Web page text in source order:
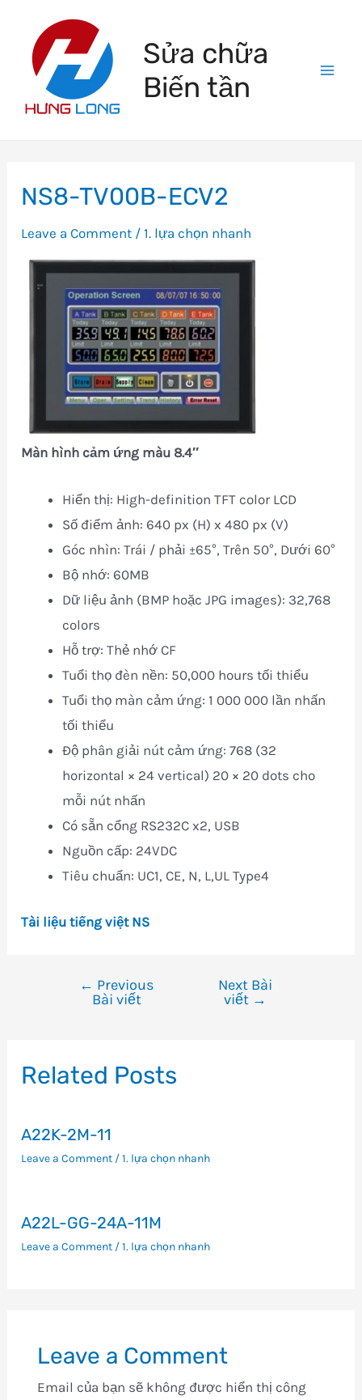
content
Sửa chữa
Biến tần
NS8-TV00B-ECV2
Leave a Comment /1. lựa chọn nhanh
Màn hình cảm ứng màu 8.4″
Hiển thị: High-definition TFT color LCD
Số điểm ảnh: 640 px (H) x 480 px (V)
Góc nhìn: Trái / phải ±65°, Trên 50°, Dưới 60°
Bộ nhớ: 60MB
Dữ liệu ảnh (BMP hoặc JPG images): 32,768
colors
Hỗ trợ: Thẻ nhớ CF
Tuổi thọ đèn nền: 50,000 hours tối thiểu
Tuổi thọ màn cảm ứng: 1 000 000 lần nhấn
tối thiểu
Độ phân giải nút cảm ứng: 768 (32
horizontal × 24 vertical) 20 × 20 dots cho
mỗi nút nhấn
Có sẵn cổng RS232C x2, USB
Nguồn cấp: 24VDC
Tiêu chuẩn: UC1, CE, N, L,UL Type4
Tài liệu tiếng việt NS
viết
← Previous
Bài viết
Next Bài
viết →
Related Posts
A22K-2M-11
Leave a Comment /1. lựa chọn nhanh
A22L-GG-24A-11M
Leave a Comment /1. lựa chọn nhanh
Leave a Comment
Email của bạn sẽ không được hiển thị công